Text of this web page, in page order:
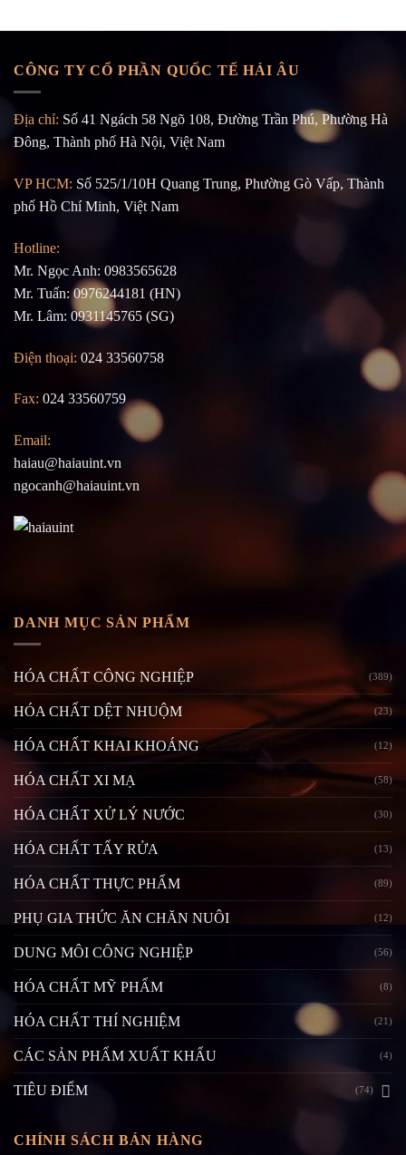
CÔNG TY CỔ PHẦN QUỐC TẾ HẢI ÂU
Địa chỉ: Số 41 Ngách 58 Ngõ 108, Đường Trần Phú, Phường Hà
Đông, Thành phố Hà Nội, Việt Nam
VP HCM: Số 525/1/10H Quang Trung, Phường Gò Vấp, Thành
phố Hồ Chí Minh, Việt Nam
Hotline:
Mr. Ngọc Anh: 0983565628
Mr. Tuấn: 0976244181 (HN)
Mr. Lâm: 0931145765 (SG)
Điện thoại: 024 33560758
Fax: 024 33560759
Email:
haiau@haiauint.vn
ngocanh@haiauint.vn
DANH MỤC SẢN PHẨM
HÓA CHẤT CÔNG NGHIỆP (389)
HÓA CHẤT DỆT NHUỘM (23)
HÓA CHẤT KHAI KHOÁNG (12)
HÓA CHẤT XI MẠ (58)
HÓA CHẤT XỬ LÝ NƯỚC (30)
HÓA CHẤT TẨY RỬA (13)
HÓA CHẤT THỰC PHẨM (89)
PHỤ GIA THỨC ĂN CHĂN NUÔI (12)
DUNG MÔI CÔNG NGHIỆP (56)
HÓA CHẤT MỸ PHẨM (8)
HÓA CHẤT THÍ NGHIỆM (21)
CÁC SẢN PHẨM XUẤT KHẨU (4)
TIÊU ĐIỂM (74)
CHÍNH SÁCH BÁN HÀNG